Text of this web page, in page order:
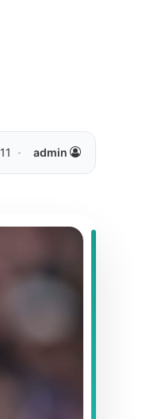
admin 11 أبريل، 2026